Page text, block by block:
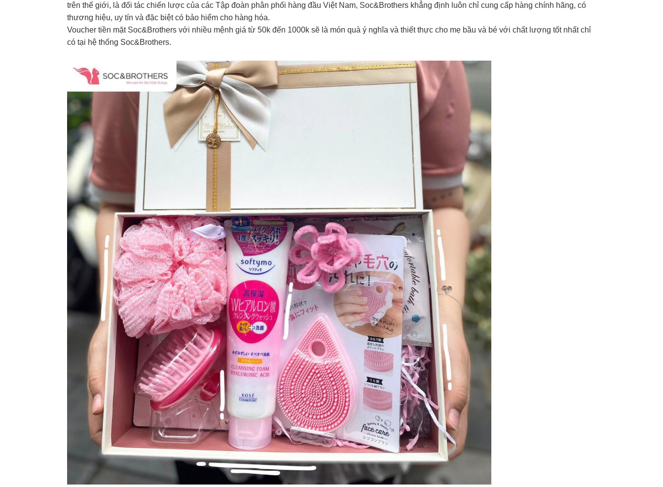
trên thế giới, là đối tác chiến lược của các Tập đoàn phân phối hàng đầu Việt Nam, Soc&Brothers khẳng định luôn chỉ cung cấp hàng chính hãng, có
thương hiệu, uy tín và đặc biệt có bảo hiểm cho hàng hóa.
Voucher tiền mặt Soc&Brothers với nhiều mệnh giá từ 50k đến 1000k sẽ là món quà ý nghĩa và thiết thực cho mẹ bầu và bé với chất lượng tốt nhất chỉ
có tại hệ thống Soc&Brothers.